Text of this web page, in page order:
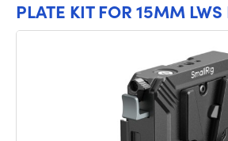
PLATE KIT FOR 15MM